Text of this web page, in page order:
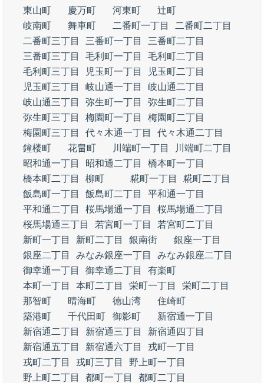
東山町
慶万町 河東町
辻町
岐南町
舞車町 二番町一丁目
二番町二丁目
二番町三丁目
三番町一丁目
三番町二丁目
三番町三丁目
毛利町一丁目
毛利町二丁目
毛利町三丁目
児玉町一丁目
児玉町二丁目
児玉町三丁目
岐山通一丁目
岐山通二丁目
岐山通三丁目
弥生町一丁目
弥生町二丁目
弥生町三丁目
梅園町一丁目
梅園町二丁目
梅園町三丁目
代々木通一丁目
代々木通二丁目
鐘楼町
花畠町 川端町一丁目
川端町二丁目
昭和通一丁目
昭和通二丁目
橋本町一丁目
橋本町二丁目
柳町 糀町一丁目
糀町二丁目
飯島町一丁目
飯島町二丁目
平和通一丁目
平和通二丁目
桜馬場通一丁目
桜馬場通二丁目
桜馬場通三丁目
若宮町一丁目
若宮町二丁目
新町一丁目
新町二丁目 銀南街
銀座一丁目
銀座二丁目
みなみ銀座一丁目
みなみ銀座二丁目
御幸通一丁目
御幸通二丁目
有楽町
本町一丁目
本町二丁目 栄町一丁目
栄町二丁目
那智町
晴海町 徳山湾
住崎町
築港町
千代田町 御影町
新宿通一丁目
新宿通二丁目
新宿通三丁目
新宿通四丁目
新宿通五丁目
新宿通六丁目
戎町一丁目
戎町二丁目
戎町三丁目
野上町一丁目
野上町二丁目
都町一丁目
都町二丁目